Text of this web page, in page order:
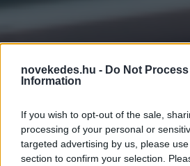
novekedes.hu - Do Not
Information
If you wish to opt-out of the sale,
processing of your personal or
targeted advertising by us, please
section to confirm your selection.